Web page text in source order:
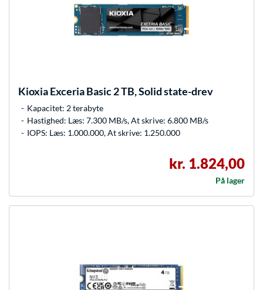
KioxiaExceria Basic 2 TB, Solid state-drev
Kapacitet: 2 terabyte
Hastighed: Læs: 7.300 MB/s, At skrive: 6.800 MB/s
IOPS: Læs: 1.000.000, At skrive: 1.250.000
kr. 1.824,00
På lager